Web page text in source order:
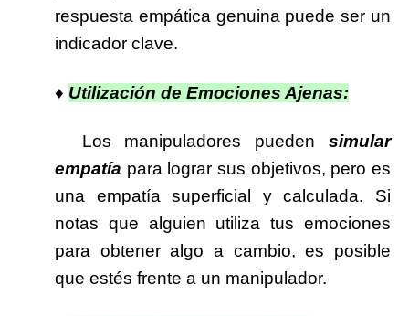
respuesta empática genuina puede ser un
indicador clave.
♦ Utilización de Emociones Ajenas:
Los manipuladores pueden simular
empatía para lograr sus objetivos, pero es
una empatía superficial y calculada. Si
notas que alguien utiliza tus emociones
para obtener algo a cambio, es posible
que estés frente a un manipulador.